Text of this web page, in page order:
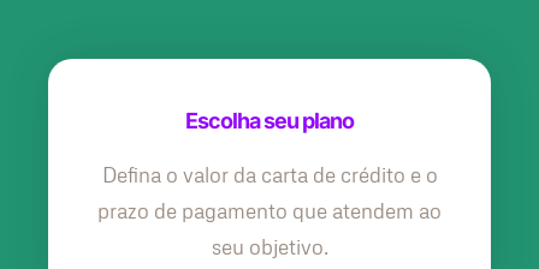
Escolha seu plano
Defina o valor da carta de crédito e o
prazo de pagamento que atendem ao
seu objetivo.